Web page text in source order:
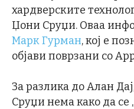
хардверските
Џони Сруџи. Оваа
Марк Гурман, кој е
објави поврзани со
За разлика до Алан
Сруџи нема како да се